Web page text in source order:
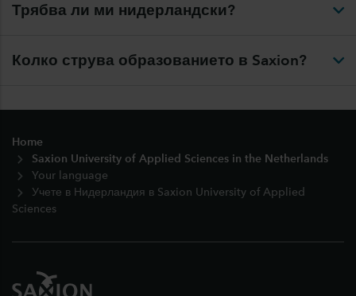
Трябва ли ми нидерландски?
Колко струва образованието в Saxion?
Home
Saxion University of Applied Sciences in the Netherlands
Your language
Учете в Нидерландия в Saxion University of Applied
Sciences